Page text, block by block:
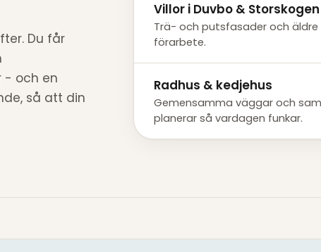
Du får
- och en
så att din
Villor i Duvbo & Storskogen
Trä- och putsfasader och
förarbete.
Radhus & kedjehus
Gemensamma väggar och
planerar så vardagen funkar.